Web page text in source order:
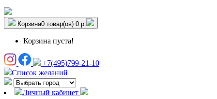
Корзина0 товар(ов) 0 р.
Корзина пуста!
+7(495)799-21-10
Список желаний
Личный кабинет